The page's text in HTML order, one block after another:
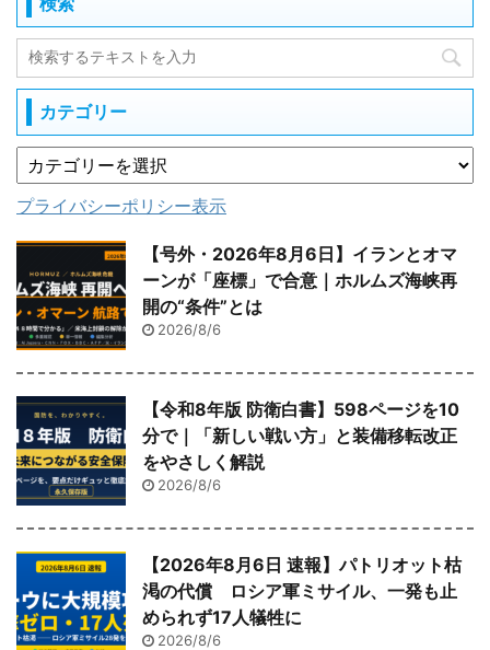
検索
カテゴリー
プライバシーポリシー表示
【号外・2026年8月6日】イランとオマ
ーンが「座標」で合意｜ホルムズ海峡再
開の“条件”とは
2026/8/6
【令和8年版 防衛白書】598ページを10
分で｜「新しい戦い方」と装備移転改正
をやさしく解説
2026/8/6
【2026年8月6日 速報】パトリオット枯
渇の代償 ロシア軍ミサイル、一発も止
められず17人犠牲に
2026/8/6